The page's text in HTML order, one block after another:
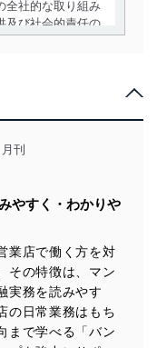
全社的な取り組み
及び社会的責任の
うえで利用目的の
段によって取
が保有している
第三者への提
を徹底してまいり
に、適切な管理
が定める指針及び
社の管理の仕組み
に適合させま
刊
やすく・わかりや
業店で働く方を対
その特徴は、マン
実務を読みやす
の日常業務はもち
まで学べる「バン